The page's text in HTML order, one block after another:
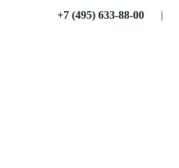
+7 (495) 633-88-00 |